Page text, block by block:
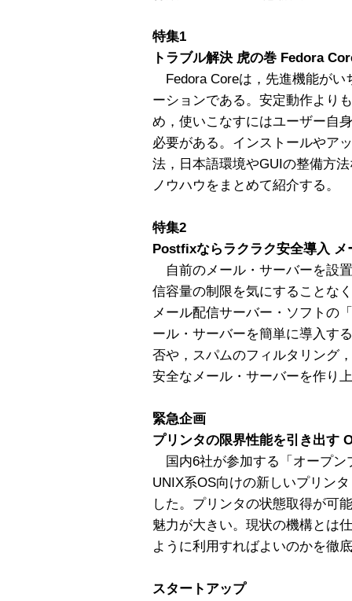
特集1
トラブル解決 虎の巻 Fedora
Fedora Coreは，先進機能がい
ーションである。安定動作より
め，使いこなすにはユーザー自
必要がある。インストールやア
法，日本語環境やGUIの整備方
ノウハウをまとめて紹介する。
特集2
Postfixならラクラク安全導入
自前のメール・サーバーを設
信容量の制限を気にすることな
メール配信サーバー・ソフトの
ール・サーバーを簡単に導入す
否や，スパムのフィルタリング
安全なメール・サーバーを作り
緊急企画
プリンタの限界性能を引き出す
国内6社が参加する「オープン
UNIX系OS向けの新しいプリン
した。プリンタの状態取得が可
魅力が大きい。現状の機構とは
ように利用すればよいのかを徹
スタートアップ